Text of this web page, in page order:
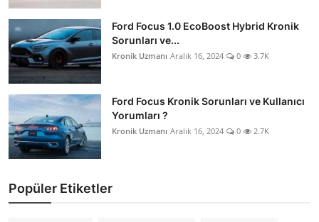
Ford Focus 1.0 EcoBoost Hybrid Kronik
Sorunları ve...
Kronik Uzmanı Aralık 16, 2024 0 3.7K
Ford Focus Kronik Sorunları ve Kullanıcı
Yorumları ?
Kronik Uzmanı Aralık 16, 2024 0 2.7K
Popüler Etiketler